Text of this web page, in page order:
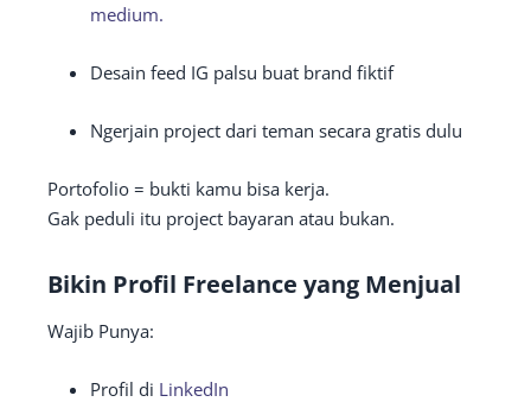
medium.
Desain feed IG palsu buat brand fiktif
Ngerjain project dari teman secara gratis dulu
Portofolio = bukti kamu bisa kerja.
Gak peduli itu project bayaran atau bukan.
Bikin Profil Freelance yang Menjual
Wajib Punya:
Profil di LinkedIn